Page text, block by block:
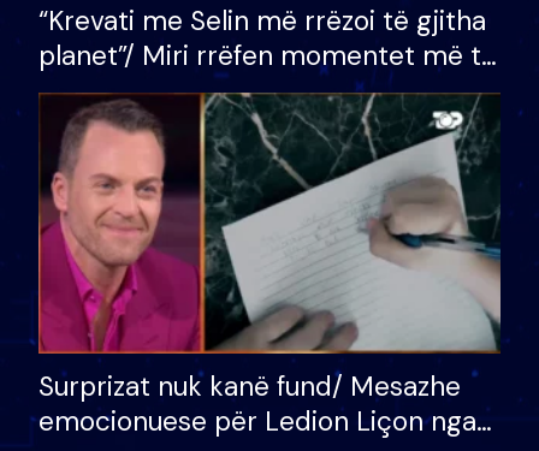
“Krevati me Selin më rrëzoi të gjitha
planet”/ Miri rrëfen momentet më të
bukura në shtëpinë e BB VIP: Do më
mungojë zilja e mëngjesit kur…
Surprizat nuk kanë fund/ Mesazhe
emocionuese për Ledion Liçon nga